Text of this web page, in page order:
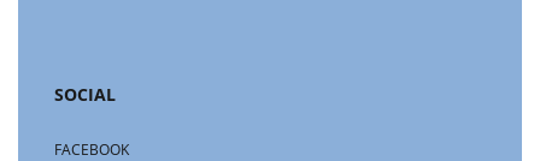
SOCIAL
FACEBOOK